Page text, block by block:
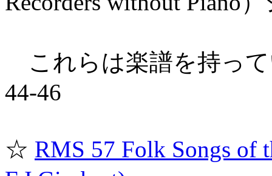
これらは楽譜を持っ
44-46
☆ RMS 57 Folk Songs of